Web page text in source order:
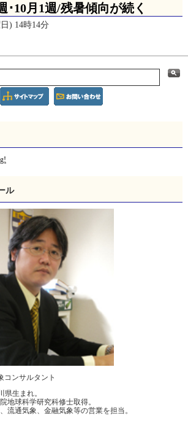
10月1週/残暑傾向が続く
) 14時14分
ル
コンサルタント
県生まれ。
地球科学研究科修士取得。
流通気象、金融気象等の営業を担当。